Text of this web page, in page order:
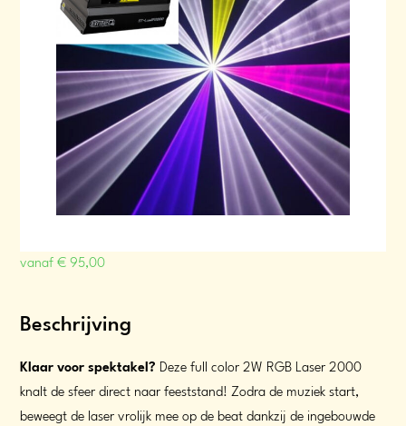
vanaf € 95,00
Beschrijving
Klaar voor spektakel? Deze full color 2W RGB Laser 2000
knalt de sfeer direct naar feeststand! Zodra de muziek start,
beweegt de laser vrolijk mee op de beat dankzij de ingebouwde